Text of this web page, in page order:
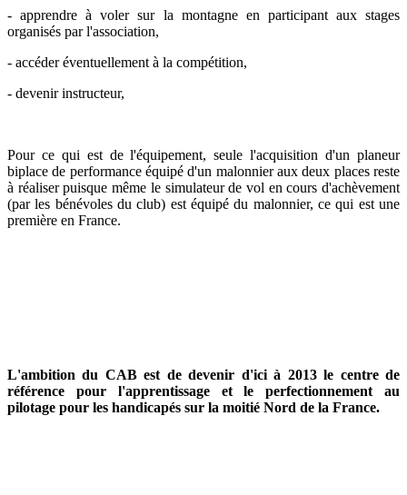
- apprendre à voler sur la montagne en participant aux stages
organisés par l'association,
- accéder éventuellement à la compétition,
- devenir instructeur,
Pour ce qui est de l'équipement, seule l'acquisition d'un planeur
biplace de performance équipé d'un malonnier aux deux places reste
à réaliser puisque même le simulateur de vol en cours d'achèvement
(par les bénévoles du club) est équipé du malonnier, ce qui est une
première en France.
L'ambition du CAB est de devenir d'ici à 2013 le centre de
référence pour l'apprentissage et le perfectionnement au
pilotage pour les handicapés sur la moitié Nord de la France.